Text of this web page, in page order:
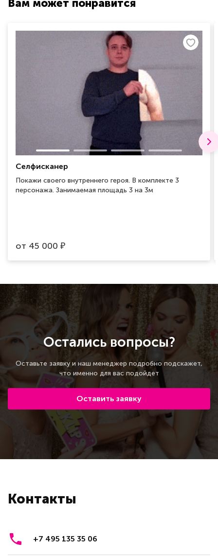
Вам может понравится
Селфисканер
Покажи своего внутреннего героя. В комплекте 3
персонажа. Занимаемая площадь 3 на 3м
от 45 000 ₽
Остались вопросы?
Оставьте заявку и наш менеджер подробно подскажет,
что именно для вас подойдет
Оставить заявку
Контакты
+7 495 135 35 06